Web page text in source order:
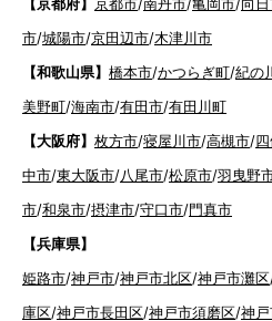
市/城陽市/京田辺市/木津川市
【和歌山県】 橋本市/かつらぎ町/紀の
美野町/海南市/有田市/有田川町
【大阪府】 枚方市/寝屋川市/高槻市/
中市/東大阪市/八尾市/松原市/羽曳野
市/和泉市/摂津市/守口市/門真市
【兵庫県】
姫路市/神戸市/神戸市北区/神戸市灘区
庫区/神戸市長田区/神戸市須磨区/神